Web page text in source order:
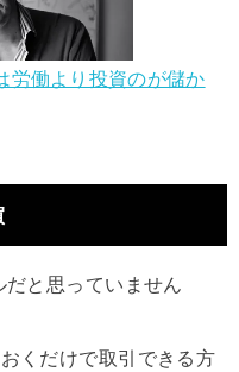
労働より投資のが儲か
と思っていません
くだけで取引できる方